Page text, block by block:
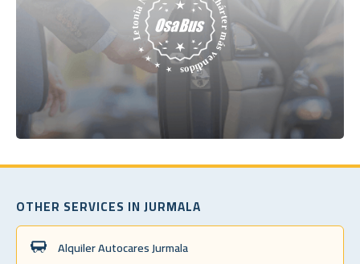
OTHER SERVICES IN JURMALA
Alquiler Autocares Jurmala